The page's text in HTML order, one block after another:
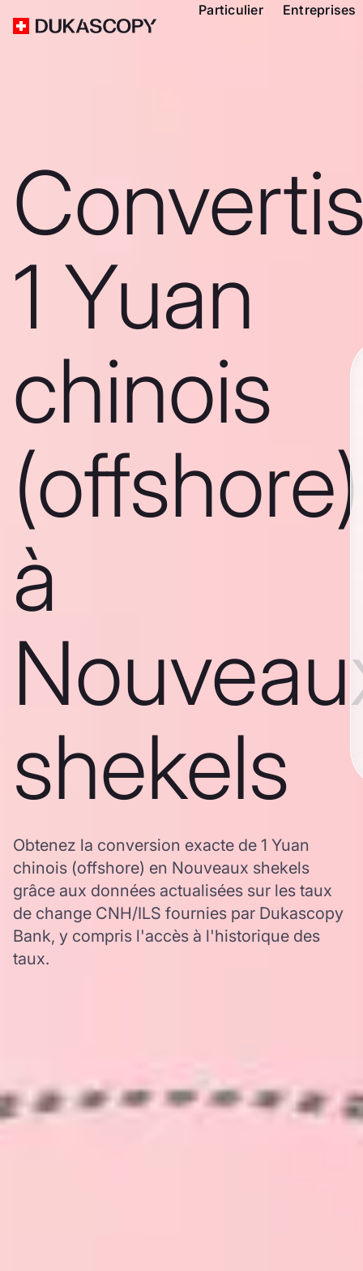
Particulier Entreprises
1 Yuan
chinois
(offshore)
à
shekels
Obtenez la conversion exacte de 1 Yuan
chinois (offshore) en Nouveaux shekels
grâce aux données actualisées sur les taux
de change CNH/ILS fournies par Dukascopy
Bank, y compris l'accès à l'historique des
taux.